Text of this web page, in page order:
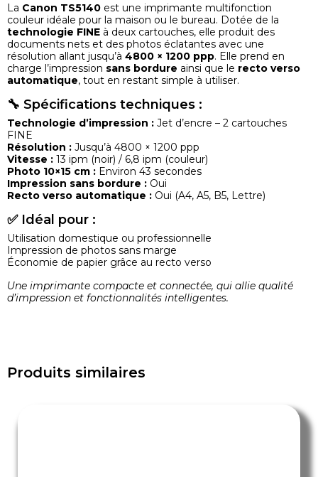
La Canon TS5140 est une imprimante multifonction
couleur idéale pour la maison ou le bureau. Dotée de la
technologie FINE à deux cartouches, elle produit des
documents nets et des photos éclatantes avec une
résolution allant jusqu’à 4800 × 1200 ppp. Elle prend en
charge l’impression sans bordure ainsi que le recto verso
automatique, tout en restant simple à utiliser.
🔧 Spécifications techniques :
Technologie d’impression : Jet d’encre – 2 cartouches
FINE
Résolution : Jusqu’à 4800 × 1200 ppp
Vitesse : 13 ipm (noir) / 6,8 ipm (couleur)
Photo 10×15 cm : Environ 43 secondes
Impression sans bordure : Oui
Recto verso automatique : Oui (A4, A5, B5, Lettre)
✅ Idéal pour :
Utilisation domestique ou professionnelle
Impression de photos sans marge
Économie de papier grâce au recto verso
Une imprimante compacte et connectée, qui allie qualité
d’impression et fonctionnalités intelligentes.
Produits similaires